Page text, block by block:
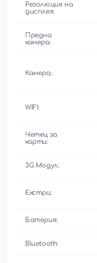
Резолюция на
дисплея:
Предна
камера:
Камера:
WIFI:
Четец за
карти:
3G Модул:
Екстри:
Батерия:
Bluetooth: